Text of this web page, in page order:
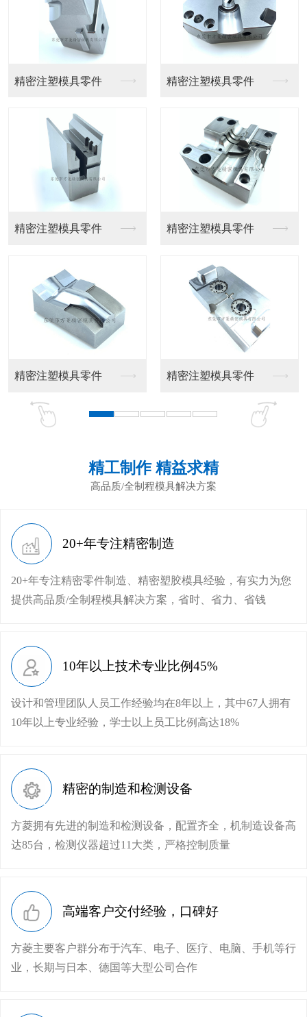
精工制作 精益求精
高品质/全制程模具解决方案
20+年专注精密制造
20+年专注精密零件制造、精密塑胶模具经验，有实力为您
提供高品质/全制程模具解决方案，省时、省力、省钱
10年以上技术专业比例45%
设计和管理团队人员工作经验均在8年以上，其中67人拥有
10年以上专业经验，学士以上员工比例高达18%
精密的制造和检测设备
方菱拥有先进的制造和检测设备，配置齐全，机制造设备高
达85台，检测仪器超过11大类，严格控制质量
高端客户交付经验，口碑好
方菱主要客户群分布于汽车、电子、医疗、电脑、手机等行
业，长期与日本、德国等大型公司合作